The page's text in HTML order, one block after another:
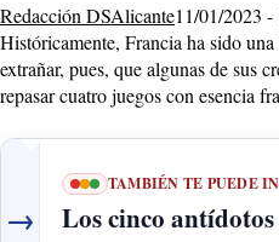
Redacción DSAlicante11/01/2023 -
Históricamente, Francia ha sido
extrañar, pues, que algunas de sus
repasar cuatro juegos con esencia
→
TAMBIÉN TE PUEDE
Los cinco